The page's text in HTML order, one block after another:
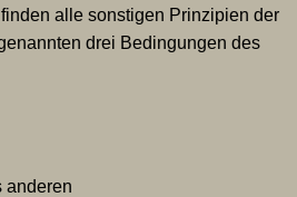
alle sonstigen Prinzipien der
drei Bedingungen des
anderen